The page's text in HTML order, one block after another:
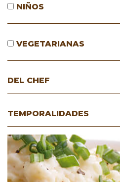
NIÑOS
VEGETARIANAS
DEL CHEF
TEMPORALIDADES